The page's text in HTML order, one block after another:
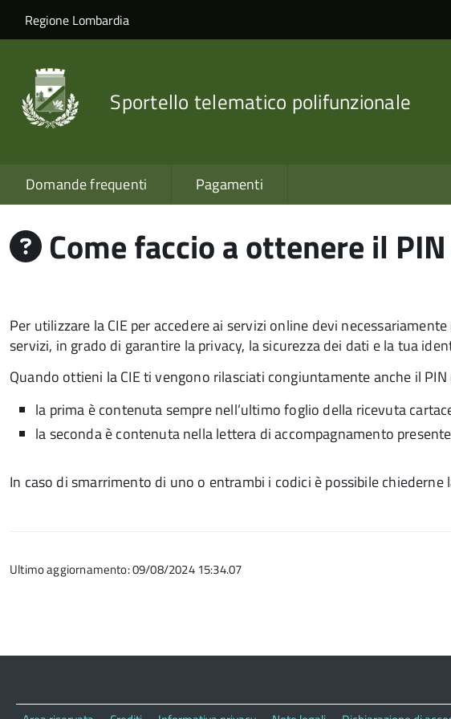
Salta al contenuto principale
Skip to site navigation
Regione Lombardia
Sportello telematico polifunzionale
Domande frequenti Pagamenti
Come faccio a ottenere il
Per utilizzare la CIE per accedere ai servizi online devi
servizi, in grado di garantire la privacy, la sicurezza dei dati e la tua
Quando ottieni la CIE ti vengono rilasciati congiuntamente anche il
la prima è contenuta sempre nell’ultimo foglio della ricevuta
la seconda è contenuta nella lettera di accompagnamento
In caso di smarrimento di uno o entrambi i codici è possibile
Ultimo aggiornamento: 09/08/2024 15:34.07